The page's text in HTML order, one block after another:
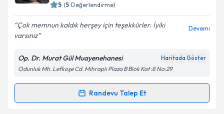
Kişisel verilerimin işlenmesine ilişkin
Aydınlatma
Metni'ni okudum ve kişisel verilerimin belirtilen
kapsamda işlenmesini kabul ediyorum.
5 (5 Değerlendirme)
Çok memnun kaldık herşey için teşekkürler. İyiki
varsınız
Devamı
Op. Dr. Murat Gül Muayenehanesi Haritada Göster
Odunluk Mh. Lefkoşe Cd. Mihraplı Plaza B Blok Kat :8 No:29
Randevu Talep Et
Randevu Takvimi Talebi